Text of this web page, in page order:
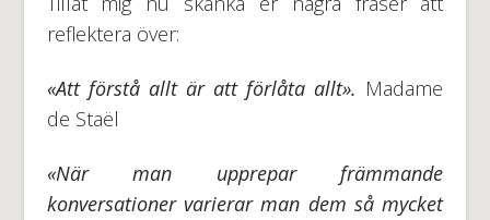
reflektera över:
«Att förstå allt är att förlåta allt». Madame
de Staël
«När man upprepar främmande
konversationer varierar man dem så mycket